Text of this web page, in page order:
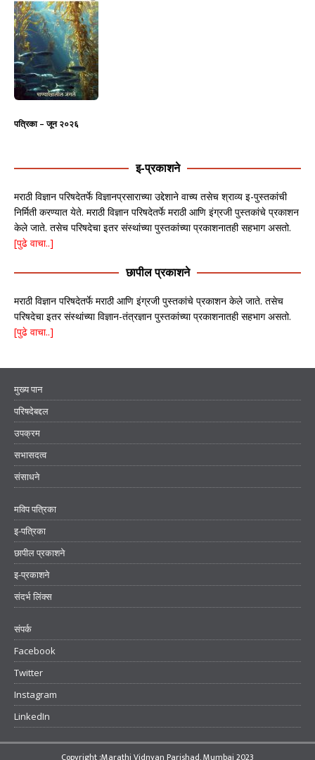
पत्रिका – जून २०२६
इ-प्रकाशने
मराठी विज्ञान परिषदेतर्फे विज्ञानप्रसाराच्या उद्देशाने वाच्य तसेच श्राव्य इ-पुस्तकांची
निर्मिती करण्यात येते. मराठी विज्ञान परिषदेतर्फे मराठी आणि इंग्रजी पुस्तकांचे प्रकाशन
केले जाते. तसेच परिषदेचा इतर संस्थांच्या पुस्तकांच्या प्रकाशनातही सहभाग असतो.
[पुढे वाचा..]
छापील प्रकाशने
मराठी विज्ञान परिषदेतर्फे मराठी आणि इंग्रजी पुस्तकांचे प्रकाशन केले जाते. तसेच
परिषदेचा इतर संस्थांच्या विज्ञान-तंत्रज्ञान पुस्तकांच्या प्रकाशनातही सहभाग असतो.
[पुढे वाचा..]
मुख्य पान
परिषदेबद्दल
उपक्रम
सभासदत्व
संसाधने
मविप पत्रिका
इ-पत्रिका
छापील प्रकाशने
इ-प्रकाशने
संदर्भ लिंक्स
संपर्क
Facebook
Twitter
Instagram
LinkedIn